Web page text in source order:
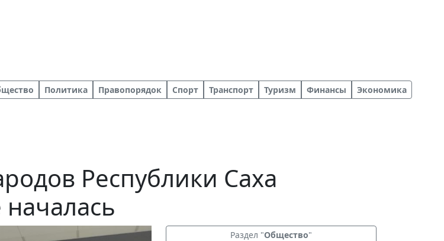
Политика Правопорядок Спорт Транспорт Туризм Финансы
Экономика
Республики Саха
началась
Раздел "Общество"